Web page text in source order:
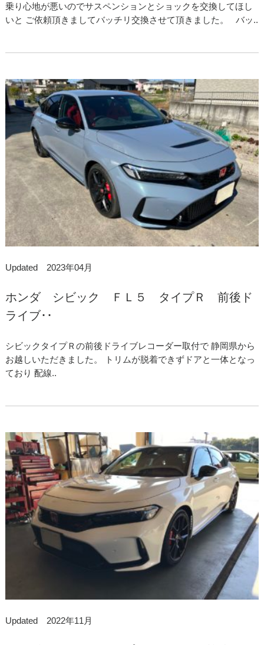
乗り心地が悪いのでサスペンションとショックを交換してほし
いと ご依頼頂きましてバッチリ交換させて頂きました。 バッ..
Updated 2023年04月
ホンダ シビック ＦＬ５ タイプＲ 前後ド
ライブ･･
シビックタイプＲの前後ドライブレコーダー取付で 静岡県から
お越しいただきました。 トリムが脱着できずドアと一体となっ
ており 配線..
Updated 2022年11月